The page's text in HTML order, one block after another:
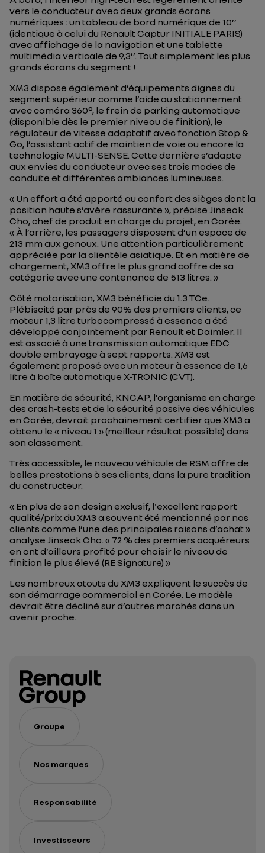
vers le conducteur avec deux grands écrans
numériques : un tableau de bord numérique de 10’’
(identique à celui du Renault Captur INITIALE PARIS)
avec affichage de la navigation et une tablette
multimédia verticale de 9,3’’. Tout simplement les plus
grands écrans du segment !
XM3 dispose également d’équipements dignes du
segment supérieur comme l’aide au stationnement
avec caméra 360°, le frein de parking automatique
(disponible dès le premier niveau de finition), le
régulateur de vitesse adaptatif avec fonction Stop &
Go, l’assistant actif de maintien de voie ou encore la
technologie MULTI-SENSE. Cette dernière s’adapte
aux envies du conducteur avec ses trois modes de
conduite et différentes ambiances lumineuses.
« Un effort a été apporté au confort des sièges dont la
position haute s’avère rassurante », précise Jinseok
Cho, chef de produit en charge du projet, en Corée.
« À l’arrière, les passagers disposent d’un espace de
213 mm aux genoux. Une attention particulièrement
appréciée par la clientèle asiatique. Et en matière de
chargement, XM3 offre le plus grand coffre de sa
catégorie avec une contenance de 513 litres. »
Côté motorisation, XM3 bénéficie du 1.3 TCe.
Plébiscité par près de 90% des premiers clients, ce
moteur 1,3 litre turbocompressé à essence a été
développé conjointement par Renault et Daimler. Il
est associé à une transmission automatique EDC
double embrayage à sept rapports. XM3 est
également proposé avec un moteur à essence de 1,6
litre à boîte automatique X-TRONIC (CVT).
En matière de sécurité, KNCAP, l’organisme en charge
des crash-tests et de la sécurité passive des véhicules
en Corée, devrait prochainement certifier que XM3 a
obtenu le « niveau 1 » (meilleur résultat possible) dans
son classement.
Très accessible, le nouveau véhicule de RSM offre de
belles prestations à ses clients, dans la pure tradition
du constructeur.
« En plus de son design exclusif, l'excellent rapport
qualité/prix du XM3 a souvent été mentionné par nos
clients comme l’une des principales raisons d’achat »
analyse Jinseok Cho. « 72 % des premiers acquéreurs
en ont d’ailleurs profité pour choisir le niveau de
finition le plus élevé (RE Signature) »
Les nombreux atouts du XM3 expliquent le succès de
son démarrage commercial en Corée. Le modèle
devrait être décliné sur d’autres marchés dans un
avenir proche.
Groupe
Nos marques
Responsabilité
Investisseurs